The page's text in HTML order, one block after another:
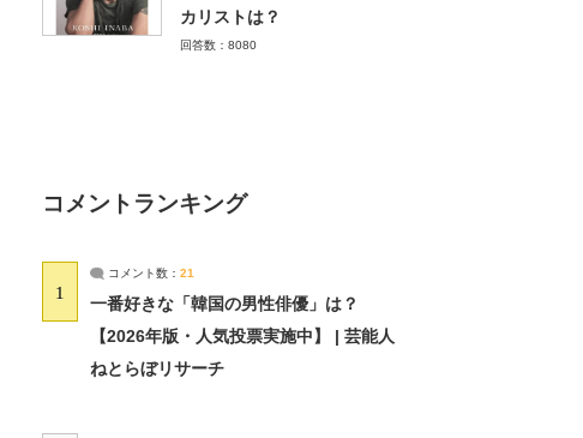
カリストは？
回答数：8080
コメントランキング
1
コメント数： 21
一番好きな「韓国の男性俳優」は？
【2026年版・人気投票実施中】 | 芸能人
ねとらぼリサーチ